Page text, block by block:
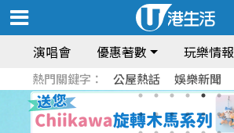
演唱會 優惠著數 玩樂情報
熱門關鍵字： 公屋熱話 娛樂新聞